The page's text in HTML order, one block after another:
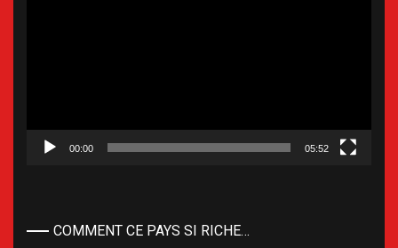
00:00 05:52
COMMENT CE PAYS SI RICHE…